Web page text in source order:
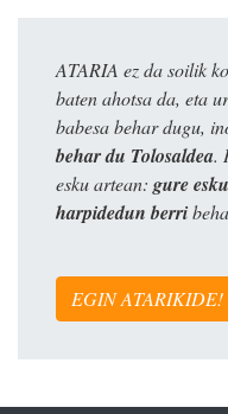
ATARIA ez da soilik
baten ahotsa da, eta
babesa behar dugu,
behar du Tolosaldea.
esku artean: gure
harpidedun berri
EGIN ATARIKIDE!